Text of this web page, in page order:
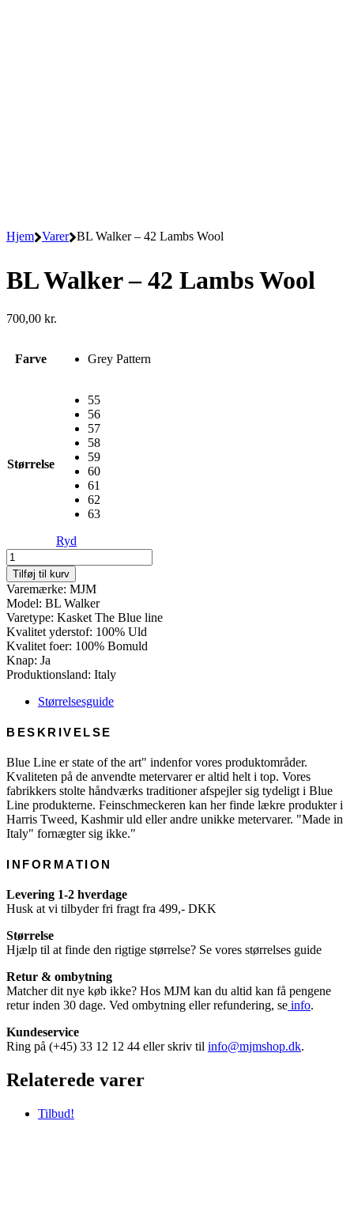
Hjem Varer BL Walker – 42 Lambs Wool
BL Walker – 42 Lambs Wool
700,00 kr.
Farve Grey Pattern
Størrelse
55
56
57
58
59
60
61
62
63
Ryd
BL
Walker
-
42
Lambs
Wool
antal
Tilføj til kurv
Varemærke: MJM
Model: BL Walker
Varetype: Kasket The Blue line
Kvalitet yderstof: 100% Uld
Kvalitet foer: 100% Bomuld
Knap: Ja
Produktionsland: Italy
Størrelsesguide
BESKRIVELSE
Blue Line er state of the art" indenfor vores produktområder.
Kvaliteten på de anvendte metervarer er altid helt i top. Vores
fabrikkers stolte håndværks traditioner afspejler sig tydeligt i Blue
Line produkterne. Feinschmeckeren kan her finde lækre produkter i
Harris Tweed, Kashmir uld eller andre unikke metervarer. "Made in
Italy" fornægter sig ikke."
INFORMATION
Levering 1-2 hverdage
Husk at vi tilbyder fri fragt fra 499,- DKK
Størrelse
Hjælp til at finde den rigtige størrelse? Se vores størrelses guide
Retur & ombytning
Matcher dit nye køb ikke? Hos MJM kan du altid kan få pengene
retur inden 30 dage. Ved ombytning eller refundering, se info.
Kundeservice
Ring på (+45) 33 12 12 44 eller skriv til info@mjmshop.dk.
Relaterede varer
Tilbud!